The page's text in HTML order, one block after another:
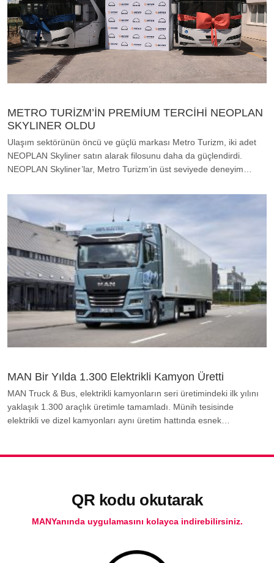
METRO TURİZM’İN PREMİUM TERCİHİ NEOPLAN
SKYLINER OLDU
Ulaşım sektörünün öncü ve güçlü markası Metro Turizm, iki adet
NEOPLAN Skyliner satın alarak filosunu daha da güçlendirdi.
NEOPLAN Skyliner’lar, Metro Turizm’in üst seviyede deneyim…
MAN Bir Yılda 1.300 Elektrikli Kamyon Üretti
MAN Truck & Bus, elektrikli kamyonların seri üretimindeki ilk yılını
yaklaşık 1.300 araçlık üretimle tamamladı. Münih tesisinde
elektrikli ve dizel kamyonları aynı üretim hattında esnek…
QR kodu okutarak
MANYanında uygulamasını kolayca indirebilirsiniz.